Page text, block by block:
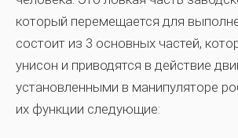
который перемещается для
состоит из 3 основных частей,
унисон и приводятся в действие
установленными в манипуляторе
их функции следующие: